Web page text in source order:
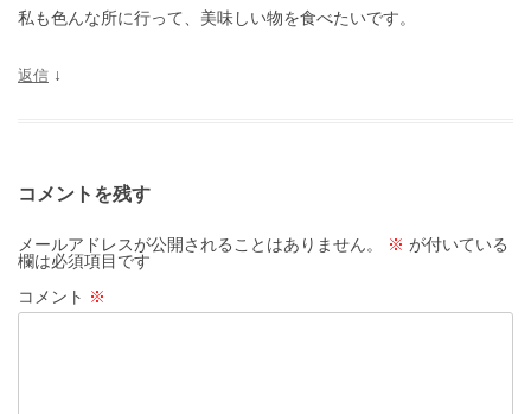
私も色んな所に行って、美味しい物を食べたいです。
返信 ↓
コメントを残す
メールアドレスが公開されることはありません。 ※ が付いている
欄は必須項目です
コメント ※